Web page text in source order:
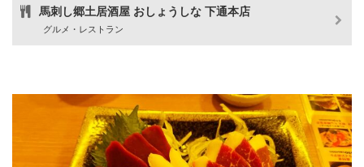
馬刺し郷土居酒屋 おしょうしな 下通本店
グルメ・レストラン